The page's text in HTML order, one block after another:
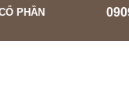
PHẦN